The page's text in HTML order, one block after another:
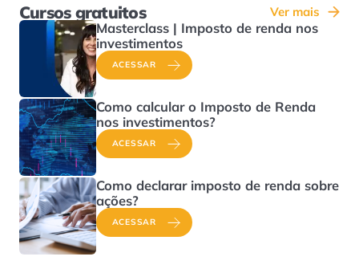
Cursos gratuitos Ver mais
Masterclass | Imposto de renda nos
investimentos
ACESSAR
Como calcular o Imposto de Renda
nos investimentos?
ACESSAR
Como declarar imposto de renda sobre
ações?
ACESSAR